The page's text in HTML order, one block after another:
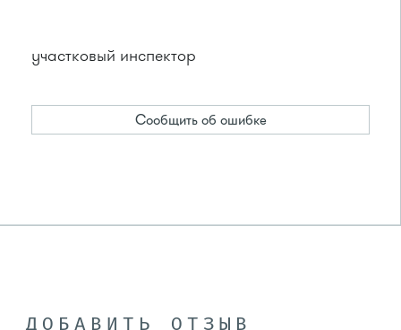
участковый инспектор
Сообщить об ошибке
ДОБАВИТЬ ОТЗЫВ